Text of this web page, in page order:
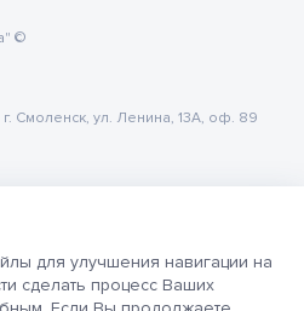
для улучшения навигации на
сделать процесс Ваших
©
г. Смоленск, ул. Ленина, 13А, оф. 89